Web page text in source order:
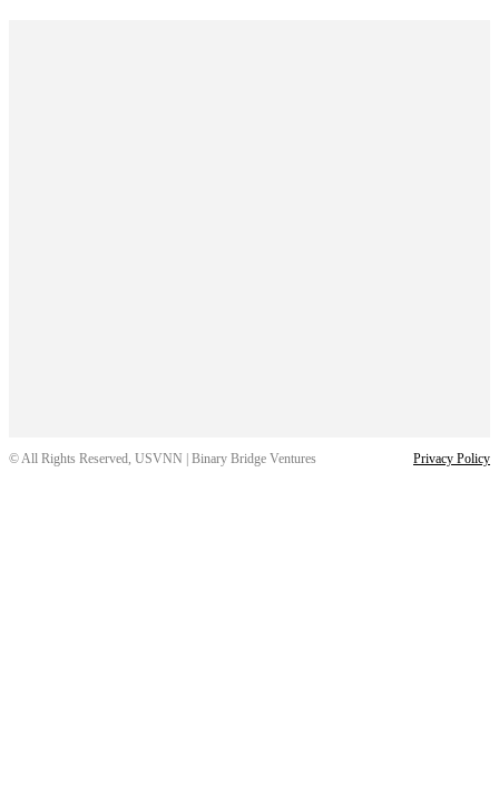
© All Rights Reserved, USVNN | Binary Bridge Ventures Privacy Policy